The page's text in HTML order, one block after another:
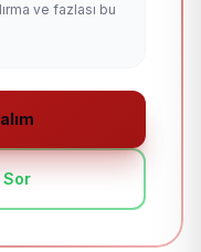
ve fazlası bu
Sor